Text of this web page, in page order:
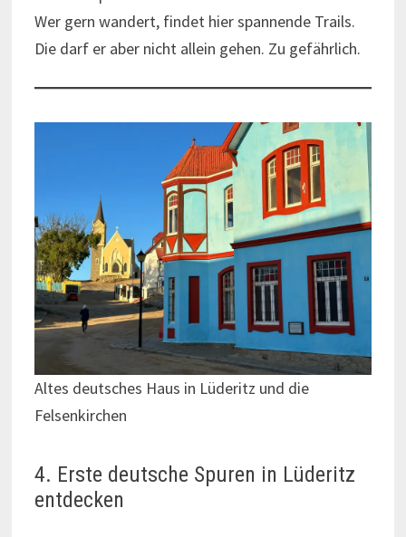
Wer gern wandert, findet hier spannende Trails.
Die darf er aber nicht allein gehen. Zu gefährlich.
Altes deutsches Haus in Lüderitz und die
Felsenkirchen
4. Erste deutsche Spuren in Lüderitz
entdecken